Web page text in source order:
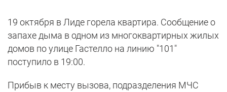
19 октября в Лиде горела квартира. Сообщение о
запахе дыма в одном из многоквартирных жилых
домов по улице Гастелло на линию "101"
поступило в 19:00.
Прибыв к месту вызова, подразделения МЧС